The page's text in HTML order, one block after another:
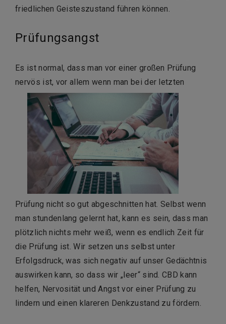
friedlichen Geisteszustand führen können.
Prüfungsangst
Es ist normal, dass man vor einer großen Prüfung
nervös ist, vor allem wenn man bei der letzten
Prüfung nicht so gut abgeschnitten hat. Selbst wenn
man stundenlang gelernt hat, kann es sein, dass man
plötzlich nichts mehr weiß, wenn es endlich Zeit für
die Prüfung ist. Wir setzen uns selbst unter
Erfolgsdruck, was sich negativ auf unser Gedächtnis
auswirken kann, so dass wir „leer“ sind. CBD kann
helfen, Nervosität und Angst vor einer Prüfung zu
lindern und einen klareren Denkzustand zu fördern.